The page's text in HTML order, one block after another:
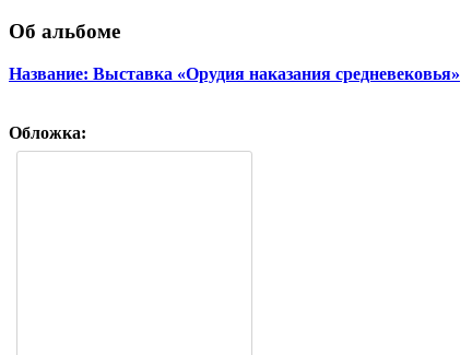
Об альбоме
Название: Выставка «Орудия наказания средневековья»
Обложка: